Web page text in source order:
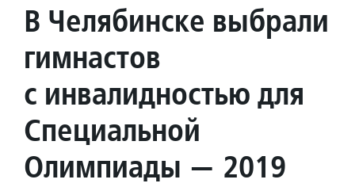
В Челябинске выбрали
гимнастов
с инвалидностью для
Специальной
Олимпиады — 2019